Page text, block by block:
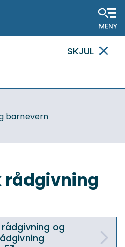
MELDING
SKJUL
barnevern
og